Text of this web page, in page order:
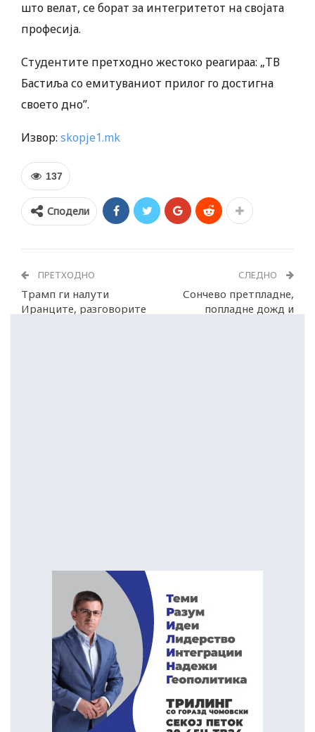
што велат, се борат за интегритетот на својата
професија.
Студентите претходно жестоко реагираа: „ТВ
Бастиља со емитуваниот прилог го достигна
своето дно”.
Извор: skopje1.mk
137
Сподели
ПРЕТХОДНО
Трамп ги налути
Иранците, разговорите
СЛЕДНО
Сончево претпладне,
попладне дожд и